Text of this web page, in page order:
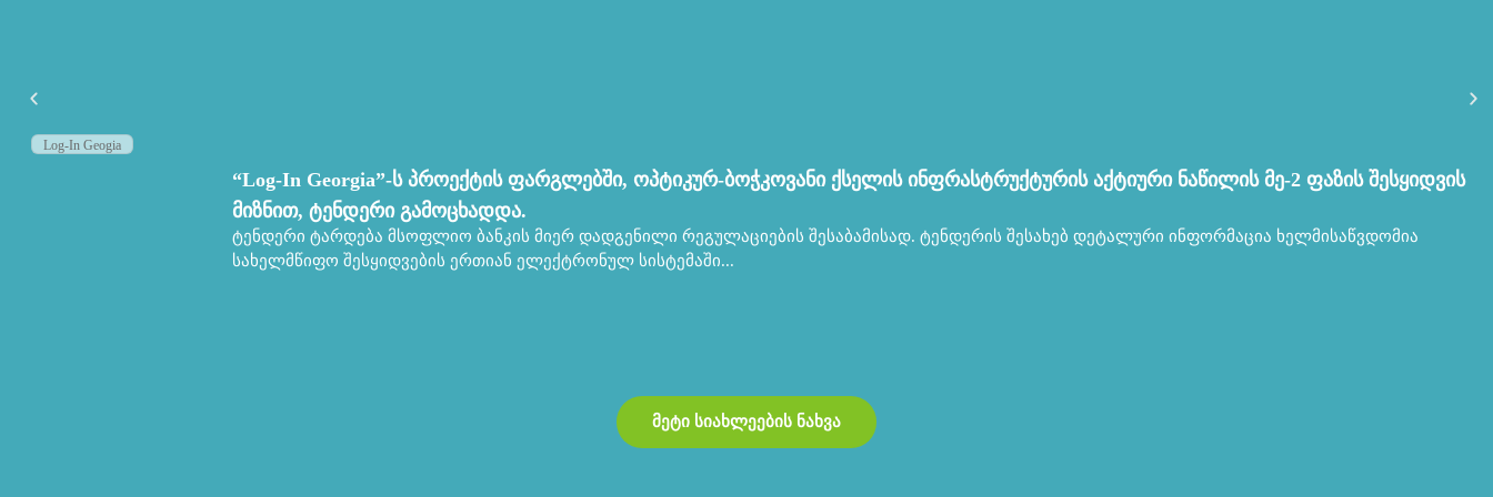
Log-In Geogia
“Log-In Georgia”-ს პროექტის ფარგლებში, ოპტიკურ-ბოჭკოვანი ქსელის ინფრასტრუქტურის აქტიური ნაწილის მე-2 ფაზის შესყიდვის
მიზნით, ტენდერი გამოცხადდა.
ტენდერი ტარდება მსოფლიო ბანკის მიერ დადგენილი რეგულაციების შესაბამისად. ტენდერის შესახებ დეტალური ინფორმაცია ხელმისაწვდომია
სახელმწიფო შესყიდვების ერთიან ელექტრონულ სისტემაში...
მეტი სიახლეების ნახვა